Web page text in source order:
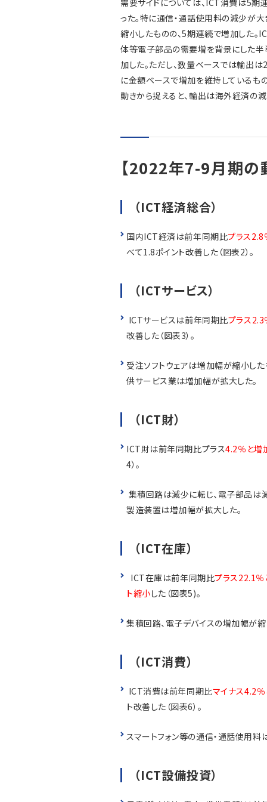
需要サイドについては、ICT消費は5期
った。特に通信・通話使用料の減少が
縮小したものの、5期連続で増加した
体等電子部品の需要増を背景にした
加した。ただし、数量ベースでは輸出
に金額ベースで増加を維持しているも
動きから捉えると、輸出は海外経済の
【2022年7-9月期の
（ICT経済総合）
国内ICT経済は前年同期比プラス
べて1.8ポイント改善した（図表2）。
（ICTサービス）
ICTサービスは前年同期比プラス2.3
改善した（図表3）。
受注ソフトウェアは増加幅が縮小し
供サービス業は増加幅が拡大した。
（ICT財）
ICT財は前年同期比プラス4.2％と増
4）。
集積回路は減少に転じ、電子部品は
製造装置は増加幅が拡大した。
（ICT在庫）
ICT在庫は前年同期比プラス22.1％
ト縮小した（図表5)。
集積回路、電子デバイスの増加幅が縮
（ICT消費）
ICT消費は前年同期比マイナス4.2
ト改善した（図表6）。
スマートフォン等の通信・通話使用料
（ICT設備投資）